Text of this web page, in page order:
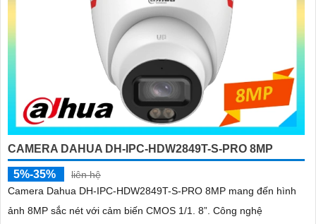
CAMERA DAHUA DH-IPC-HDW2849T-S-PRO 8MP
5%-35%
liên hệ
Camera Dahua DH-IPC-HDW2849T-S-PRO 8MP mang đến hình
ảnh 8MP sắc nét với cảm biến CMOS 1/1. 8”. Công nghệ